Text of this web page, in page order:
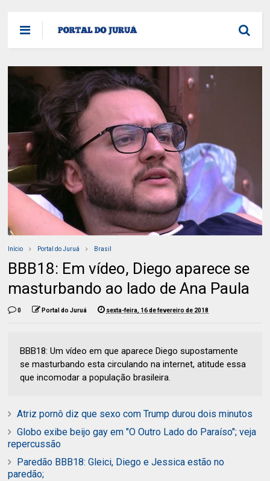
Início Portal do Juruá Brasil
BBB18: Em vídeo, Diego aparece se
masturbando ao lado de Ana Paula
0 Portal do Juruá sexta-feira, 16 de fevereiro de 2018
BBB18: Um vídeo em que aparece Diego supostamente
se masturbando esta circulando na internet, atitude essa
que incomodar a população brasileira.
Atriz pornô diz que sexo com Trump durou dois minutos
Globo exibe beijo gay em "O Outro Lado do Paraíso"; veja
repercussão
Paredão BBB18: Gleici, Diego e Jessica estão no
paredão;